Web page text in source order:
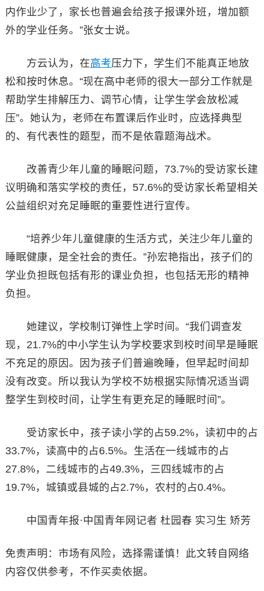
内作业少了，家长也普遍会给孩子报课外班，增加额
外的学业任务。”张女士说。
方云认为，在高考压力下，学生们不能真正地放
松和按时休息。“现在高中老师的很大一部分工作就是
帮助学生排解压力、调节心情，让学生学会放松减
压”。她认为，老师在布置课后作业时，应选择典型
的、有代表性的题型，而不是依靠题海战术。
改善青少年儿童的睡眠问题，73.7%的受访家长建
议明确和落实学校的责任，57.6%的受访家长希望相关
公益组织对充足睡眠的重要性进行宣传。
“培养少年儿童健康的生活方式，关注少年儿童的
睡眠健康，是全社会的责任。”孙宏艳指出，孩子们的
学业负担既包括有形的课业负担，也包括无形的精神
负担。
她建议，学校制订弹性上学时间。“我们调查发
现，21.7%的中小学生认为学校要求到校时间早是睡眠
不充足的原因。因为孩子们普遍晚睡，但早起时间却
没有改变。所以我认为学校不妨根据实际情况适当调
整学生到校时间，让学生有更充足的睡眠时间”。
受访家长中，孩子读小学的占59.2%，读初中的占
33.7%，读高中的占6.5%。生活在一线城市的占
27.8%，二线城市的占49.3%，三四线城市的占
19.7%，城镇或县城的占2.7%，农村的占0.4%。
中国青年报·中国青年网记者 杜园春 实习生 矫芳
免责声明：市场有风险，选择需谨慎！此文转自网络
内容仅供参考，不作买卖依据。